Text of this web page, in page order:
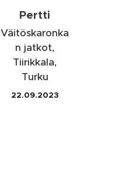
Pertti
Väitöskaronka
n jatkot,
Tiirikkala,
Turku
22.09.2023